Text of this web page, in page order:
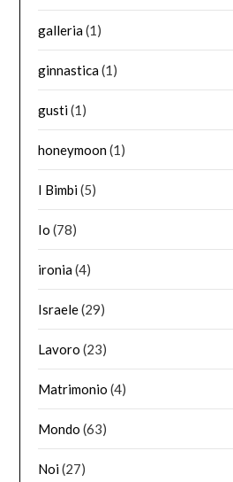
galleria(1)
ginnastica(1)
gusti(1)
honeymoon(1)
I Bimbi(5)
Io (78)
ironia(4)
Israele(29)
Lavoro (23)
Matrimonio (4)
Mondo (63)
Noi(27)